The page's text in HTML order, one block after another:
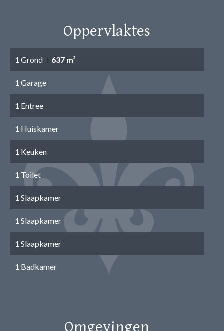
Oppervlaktes
1 Grond 637 m²
1 Garage
1 Entree
1 Huiskamer
1 Keuken
1 Toilet
1 Slaapkamer
1 Slaapkamer
1 Slaapkamer
1 Badkamer
Omgevingen